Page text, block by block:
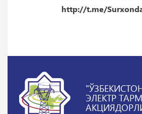
http://t.me/
ЭЛЕКТР